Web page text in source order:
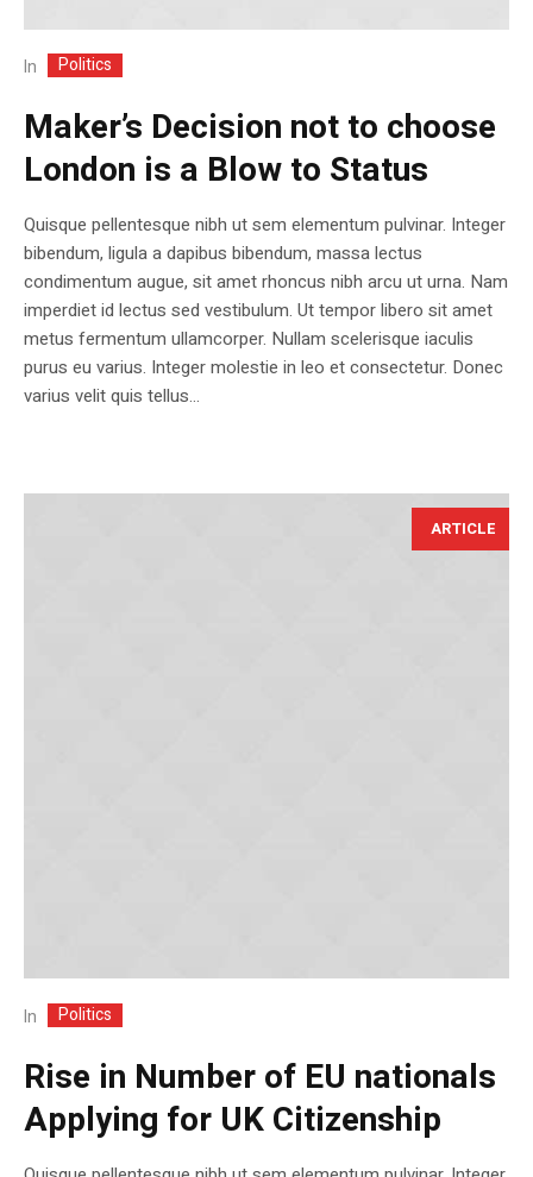
In Politics
Maker’s Decision not to choose
London is a Blow to Status
Quisque pellentesque nibh ut sem elementum pulvinar. Integer
bibendum, ligula a dapibus bibendum, massa lectus
condimentum augue, sit amet rhoncus nibh arcu ut urna. Nam
imperdiet id lectus sed vestibulum. Ut tempor libero sit amet
metus fermentum ullamcorper. Nullam scelerisque iaculis
purus eu varius. Integer molestie in leo et consectetur. Donec
varius velit quis tellus...
ARTICLE
In Politics
Rise in Number of EU nationals
Applying for UK Citizenship